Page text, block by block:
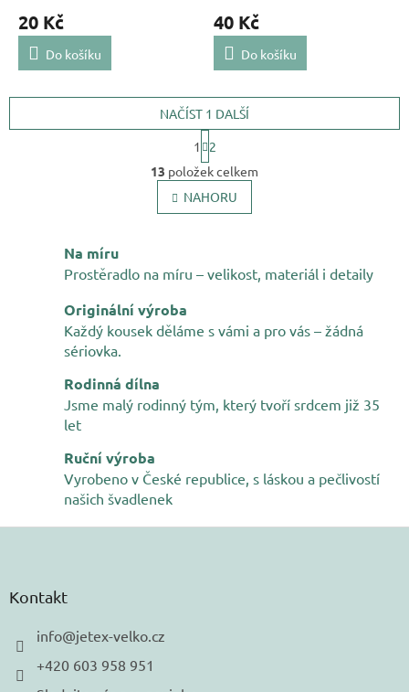
20 Kč
Do košíku
40 Kč
Do košíku
O
v
l
á
v
ý
u
NAČÍST 1 DALŠÍ
S
t
r
á
n
k
n
1
2
13 položek celkem
NAHORU
Na míru
Prostěradlo na míru – velikost, materiál i detaily
Originální výroba
Každý kousek děláme s vámi a pro vás – žádná
sériovka.
Rodinná dílna
Jsme malý rodinný tým, který tvoří srdcem již 35
let
Ruční výroba
Vyrobeno v České republice, s láskou a pečlivostí
našich švadlenek
Kontakt
info@jetex-velko.cz
+420 603 958 951